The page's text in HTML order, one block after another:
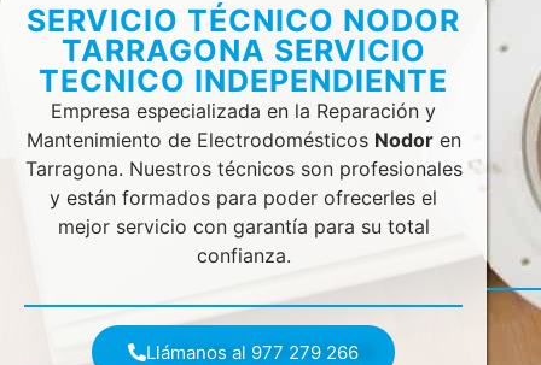
SERVICIO TÉCNICO NODOR
TARRAGONA SERVICIO
TECNICO INDEPENDIENTE
Empresa especializada en la Reparación y
Mantenimiento de Electrodomésticos Nodoren
Tarragona. Nuestros técnicos son profesionales
y están formados para poder ofrecerles el
mejor servicio con garantía para su total
confianza.
Llámanos al 977 279 266